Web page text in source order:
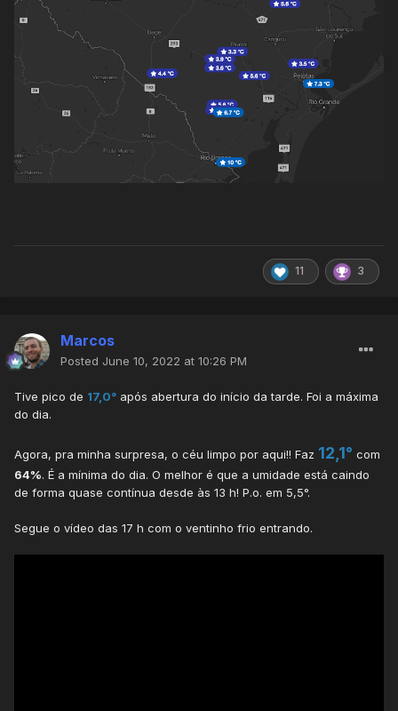
11 3
Marcos
Posted June 10, 2022 at 10:26 PM
Tive pico de 17,0° após abertura do início da tarde. Foi a máxima
do dia.
Agora, pra minha surpresa, o céu limpo por aqui!! Faz 12,1° com
64%. É a mínima do dia. O melhor é que a umidade está caindo
de forma quase contínua desde às 13 h! P.o. em 5,5°.
Segue o vídeo das 17 h com o ventinho frio entrando.